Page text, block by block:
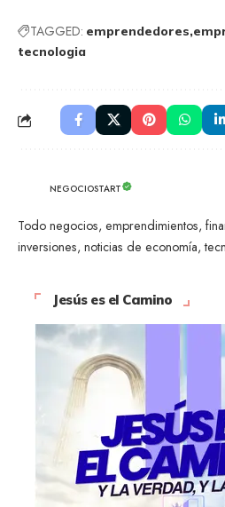
TAGGED: emprendedores
tecnologia
NEGOCIOSTART
Todo negocios, emprendimientos,
inversiones, noticias de economía,
Jesús es el Camino